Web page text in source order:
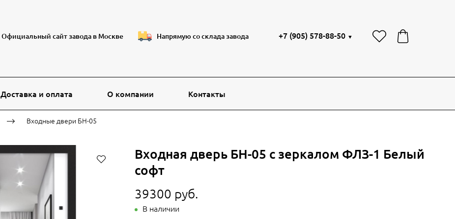
Официальный сайт завода в Москве Напрямую со склада завода +7 (905) 578-88-50 ▼
Доставка и оплата О компании Контакты
Входные двери БН-05
Входная дверь БН-05 с зеркалом ФЛЗ-1 Белый
софт
39300 руб.
В наличии